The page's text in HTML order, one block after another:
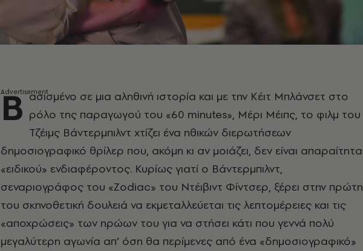
Β ασισμένο σε μια αληθινή ιστορία και με την Κέιτ Μπλάνσετ στο
ρόλο της παραγωγού του «60 minutes», Μέρι Μέιπς, το φιλμ του
Τζέιμς Βάντερμπιλντ χτίζει ένα ηθικών διερωτήσεων
δημοσιογραφικό θρίλερ που, ακόμη κι αν μοιάζει, δεν είναι απαραίτητα
«ειδικού» ενδιαφέροντος. Κυρίως γιατί ο Βάντερμπιλντ,
σεναριογράφος του «Zodiac» του Ντέιβιντ Φίντσερ, ξέρει στην πρώτη
του σκηνοθετική δουλειά να εκμεταλλεύεται τις λεπτομέρειες και τις
«αποχρώσεις» των ηρώων του για να στήσει κάτι που γεννά πολύ
μεγαλύτερη αγωνία απ’ όση θα περίμενες από ένα «δημοσιογραφικό»